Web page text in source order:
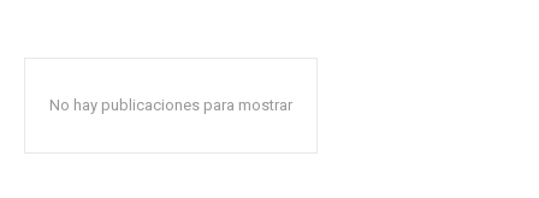
No hay publicaciones para mostrar